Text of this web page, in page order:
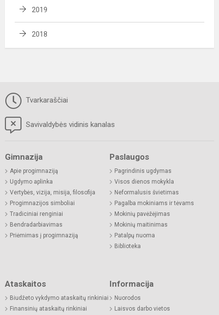
2019
2018
Tvarkaraščiai
Savivaldybės vidinis kanalas
Gimnazija
Apie progimnaziją
Ugdymo aplinka
Vertybės, vizija, misija, filosofija
Progimnazijos simboliai
Tradiciniai renginiai
Bendradarbiavimas
Priėmimas į progimnaziją
Paslaugos
Pagrindinis ugdymas
Visos dienos mokykla
Neformalusis švietimas
Pagalba mokiniams ir tėvams
Mokinių pavėžėjimas
Mokinių maitinimas
Patalpų nuoma
Biblioteka
Ataskaitos
Biudžeto vykdymo ataskaitų rinkiniai
Finansinių ataskaitų rinkiniai
Informacija
Nuorodos
Laisvos darbo vietos